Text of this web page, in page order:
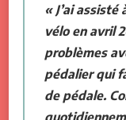
« J’ai
vélo en avril
problèmes
pédalier qui
de pédale.